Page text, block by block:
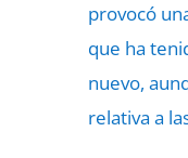
provocó
que ha
nuevo,
relativa a